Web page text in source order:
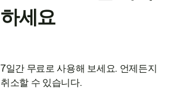
하세요
7일간 무료로 사용해 보세요. 언제든지
취소할 수 있습니다.